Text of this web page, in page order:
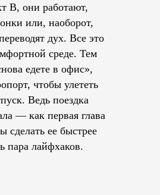
В, они работают,
или, наоборот,
дух. Все это
среде. Тем
едете в офис»,
чтобы улететь
Ведь поездка
— как первая глава
сделать ее быстрее
пара лайфхаков.